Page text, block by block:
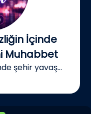
İçinde
Muhabbet
şehir yavaş...